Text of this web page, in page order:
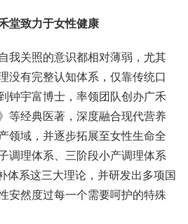
堂致力于女性健康
我关照的意识都相对薄弱，尤其
没有完整认知体系，仅靠传统口
钟宇富博士，率领团队创办广禾
等经典医著，深度融合现代营养
领域，并逐步拓展至女性生命全
调理体系、三阶段小产调理体系
体系这三大理论，并研发出多项国
安然度过每一个需要呵护的特殊